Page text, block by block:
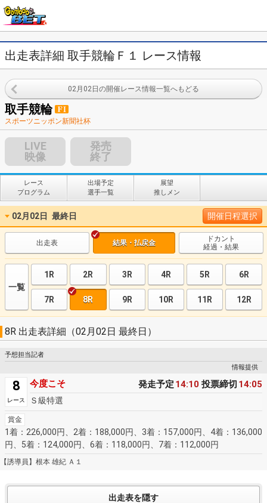
出走表詳細 取手競輪Ｆ１ レース情報
02月02日の開催レース情報一覧へもどる
取手競輪
スポーツニッポン新聞社杯
LIVE
映像
発売
終了
レース
プログラム
出場予定
選手一覧
展望
推しメン
02月02日 最終日 開催日程選択
出走表 結果・払戻金
ドカント
経過・結果
一覧
1R 2R 3R 4R 5R 6R
7R 8R 9R 10R 11R 12R
8R 出走表詳細（02月02日 最終日）
予想担当記者
情報提供
8
レース
今度こそ 発走予定 14:10 投票締切 14:05
Ｓ級特選
賞金
1着：226,000円、2着：188,000円、3着：157,000円、4着：136,000
円、5着：124,000円、6着：118,000円、7着：112,000円
【誘導員】根本 雄紀 Ａ１